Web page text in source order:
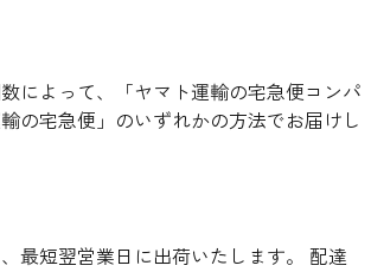
によって、「ヤマト運輸の宅急便コンパ
の宅急便」のいずれかの方法でお届けし
最短翌営業日に出荷いたします。 配達